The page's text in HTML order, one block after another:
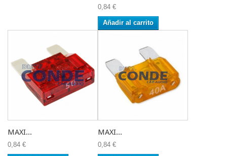
0,84 €
Añadir al carrito
MAXI...
0,84 €
MAXI...
0,84 €